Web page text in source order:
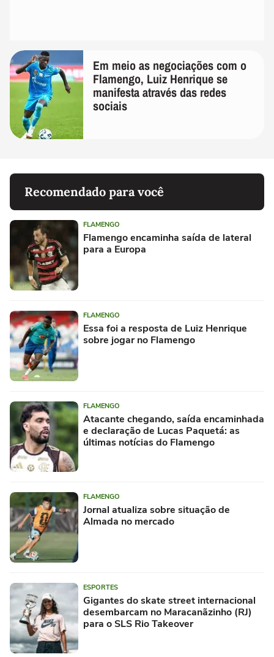
Em meio as negociações com o
Flamengo, Luiz Henrique se
manifesta através das redes
sociais
Recomendado para você
FLAMENGO
Flamengo encaminha saída de lateral
para a Europa
FLAMENGO
Essa foi a resposta de Luiz Henrique
sobre jogar no Flamengo
FLAMENGO
Atacante chegando, saída encaminhada
e declaração de Lucas Paquetá: as
últimas notícias do Flamengo
FLAMENGO
Jornal atualiza sobre situação de
Almada no mercado
ESPORTES
Gigantes do skate street internacional
desembarcam no Maracanãzinho (RJ)
para o SLS Rio Takeover